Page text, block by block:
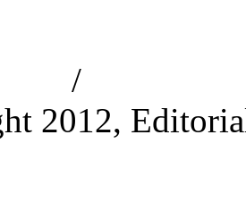
/
2012,